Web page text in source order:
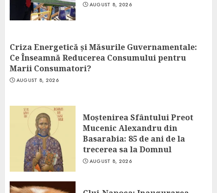
AUGUST 8, 2026
Criza Energetică și Măsurile Guvernamentale:
Ce Înseamnă Reducerea Consumului pentru
Marii Consumatori?
AUGUST 8, 2026
Moștenirea Sfântului Preot
Mucenic Alexandru din
Basarabia: 85 de ani de la
trecerea sa la Domnul
AUGUST 8, 2026